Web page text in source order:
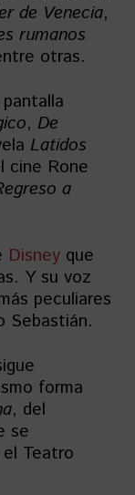
de Venecia,
rumanos
otras.
, De
Latidos
cine Rone
a
Disney que
Y su voz
peculiares
Sebastián.
forma
, del
se
Teatro